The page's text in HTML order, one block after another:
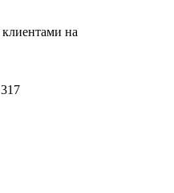
клиентами на
317